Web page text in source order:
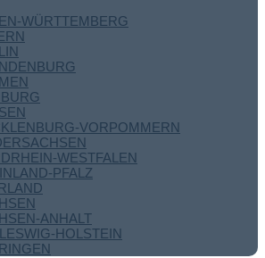
WÜRTTEMBERG
VORPOMMERN
WESTFALEN
PFALZ
ANHALT
HOLSTEIN